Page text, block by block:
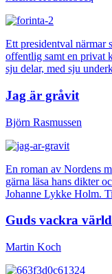
Ett presidentval närmar
offentlig samt en privat
sju delar, med sju
Jag är gråvit
Björn Rasmussen
En roman av Nordens
gärna läsa hans dikter
Johanne Lykke Holm.
Guds vackra värld
Martin Koch